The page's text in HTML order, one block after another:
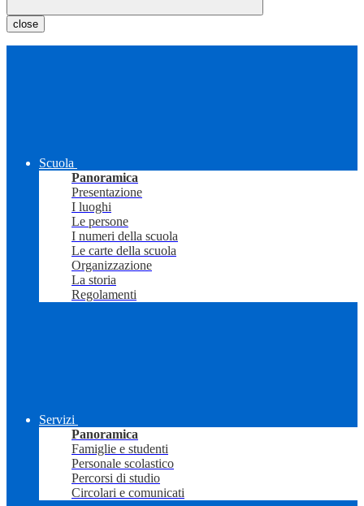
close
Scuola
Panoramica
Presentazione
I luoghi
Le persone
I numeri della scuola
Le carte della scuola
Organizzazione
La storia
Regolamenti
Servizi
Panoramica
Famiglie e studenti
Personale scolastico
Percorsi di studio
Circolari e comunicati